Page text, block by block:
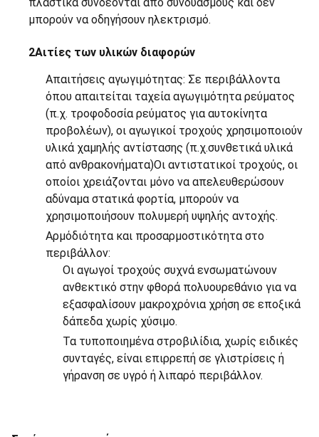
μπορούν να οδηγήσουν ηλεκτρισμό.
2Αιτίες των υλικών διαφορών
Απαιτήσεις αγωγιμότητας: Σε περιβάλλοντα
όπου απαιτείται ταχεία αγωγιμότητα ρεύματος
(π.χ. τροφοδοσία ρεύματος για αυτοκίνητα
προβολέων), οι αγωγικοί τροχούς χρησιμοποιούν
υλικά χαμηλής αντίστασης (π.χ.συνθετικά υλικά
από ανθρακονήματα)Οι αντιστατικοί τροχούς, οι
οποίοι χρειάζονται μόνο να απελευθερώσουν
αδύναμα στατικά φορτία, μπορούν να
χρησιμοποιήσουν πολυμερή υψηλής αντοχής.
Αρμόδιότητα και προσαρμοστικότητα στο
περιβάλλον:
Οι αγωγοί τροχούς συχνά ενσωματώνουν
ανθεκτικό στην φθορά πολυουρεθάνιο για να
εξασφαλίσουν μακροχρόνια χρήση σε εποξικά
δάπεδα χωρίς χύσιμο.
Τα τυποποιημένα στροβιλίδια, χωρίς ειδικές
συνταγές, είναι επιρρεπή σε γλιστρίσεις ή
γήρανση σε υγρό ή λιπαρό περιβάλλον.